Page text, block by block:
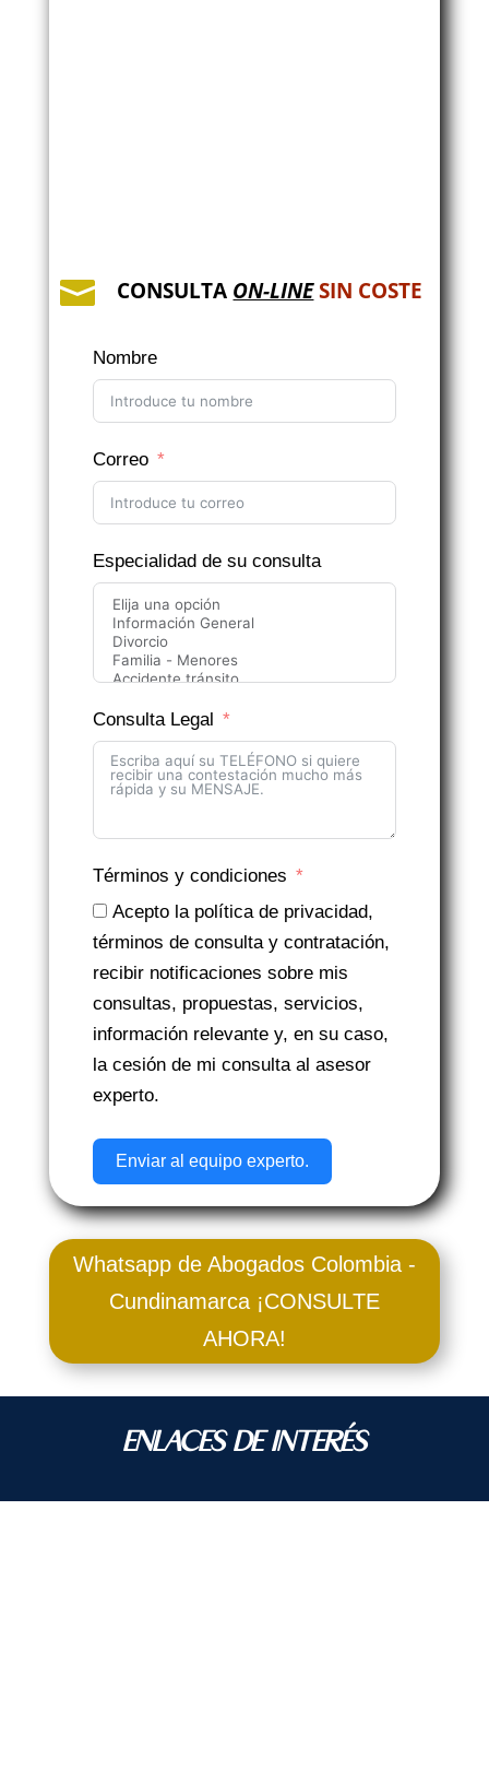
 CONSULTA ON-LINE SIN COSTE
Nombre
Correo
Especialidad de su consulta
Consulta Legal
Términos y condiciones
Acepto la política de privacidad,
términos de consulta y contratación,
recibir notificaciones sobre mis
consultas, propuestas, servicios,
información relevante y, en su caso,
la cesión de mi consulta al asesor
experto.
Enviar al equipo experto.
Whatsapp de Abogados Colombia -
Cundinamarca ¡CONSULTE
AHORA!
ENLACES DE INTERÉS